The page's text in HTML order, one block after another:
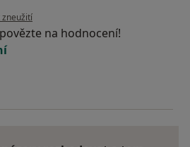
uživatele Váš účet byl odstraněn
zneužití
na hodnocení!